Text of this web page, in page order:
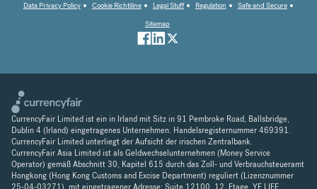
Data Privacy Policy
Cookie Richtiline Legal Stuff Regulation
Safe and Secure
Sitemap
CurrencyFair Limited ist ein in Irland mit Sitz in 91 Pembroke Road, Ballsbridge,
Dublin 4 (Irland) eingetragenes Unternehmen. Handelsregisternummer 469391.
CurrencyFair Limited unterliegt der Aufsicht der irischen Zentralbank.
CurrencyFair Asia Limited ist als Geldwechselunternehmen (Money Service
Operator) gemäß Abschnitt 30, Kapitel 615 durch das Zoll- und Verbrauchsteueramt
Hongkong (Hong Kong Customs and Excise Department) reguliert (Lizenznummer
25-04-03271), mit eingetragener Adresse: Suite 12100, 12. Etage, YF LIFE